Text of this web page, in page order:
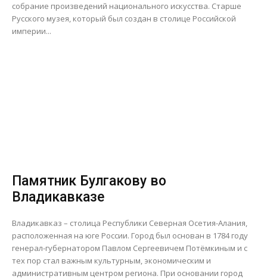
собрание произведений национального искусства. Старше
Русского музея, который был создан в столице Российской
империи...
Памятник Булгакову во
Владикавказе
Владикавказ – столица Республики Северная Осетия-Алания,
расположенная на юге России. Город был основан в 1784 году
генерал-губернатором Павлом Сергеевичем Потёмкиным и с
тех пор стал важным культурным, экономическим и
административным центром региона. При основании город